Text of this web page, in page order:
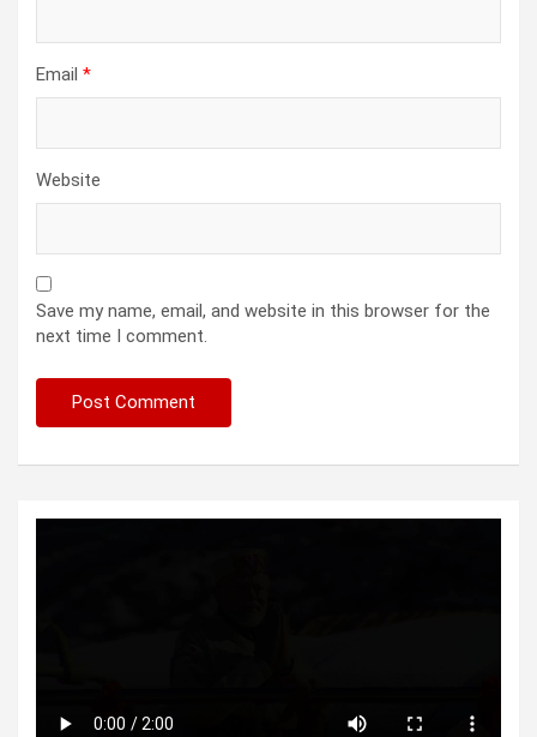
Email *
Website
Save my name, email, and website in this browser for the
next time I comment.